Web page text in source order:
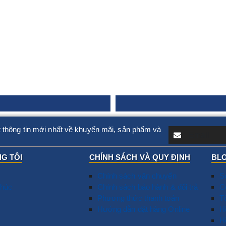
tin mới nhất về khuyến mãi, sản phẩm và
TÔI
CHÍNH SÁCH VÀ QUY ĐỊNH
Chính sách vận chuyển
Chính sách bảo hành & đổi trả
Phương thức thanh toán
Hướng dẫn đặt hàng Online